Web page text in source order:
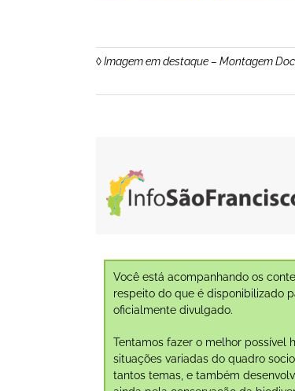
◊ Imagem em destaque – Montagem
Você está acompanhando os
respeito do que é disponibilizado
oficialmente divulgado.
Tentamos fazer o melhor possível
situações variadas do quadro
tantos temas, e também